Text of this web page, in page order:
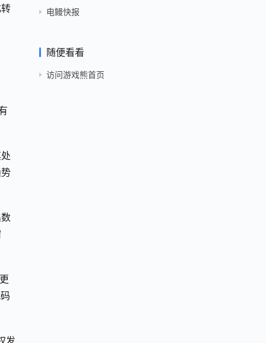
电鳗快报
随便看看
访问游戏熊首页